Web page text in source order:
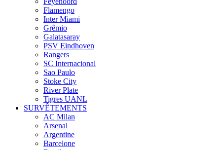
Flamengo
Inter Miami
Grêmio
Galatasaray
PSV Eindhoven
Rangers
SC Internacional
Sao Paulo
Stoke City
River Plate
Tigres UANL
SURVÊTEMENTS
AC Milan
Arsenal
Argentine
Barcelone